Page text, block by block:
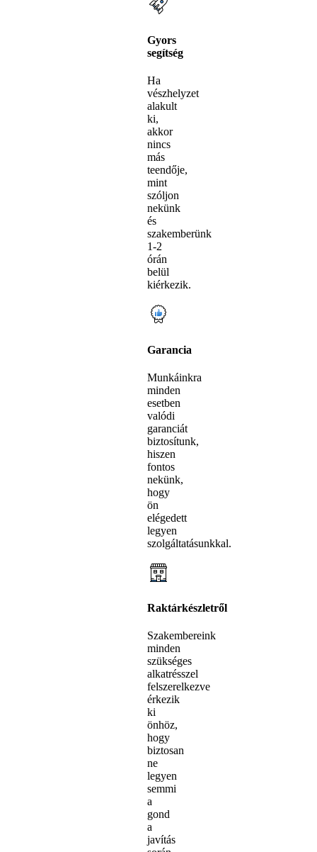
Gyors
segítség
Ha
vészhelyzet
alakult
ki,
akkor
nincs
más
teendője,
mint
szóljon
nekünk
és
szakemberünk
1-2
órán
belül
kiérkezik.
Garancia
Munkáinkra
minden
esetben
valódi
garanciát
biztosítunk,
hiszen
fontos
nekünk,
hogy
ön
elégedett
legyen
szolgáltatásunkkal.
Raktárkészletről
Szakembereink
minden
szükséges
alkatrésszel
felszerelkezve
érkezik
ki
önhöz,
hogy
biztosan
ne
legyen
semmi
a
gond
a
javítás